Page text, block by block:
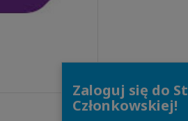
Zaloguj się do
Członkowskiej!